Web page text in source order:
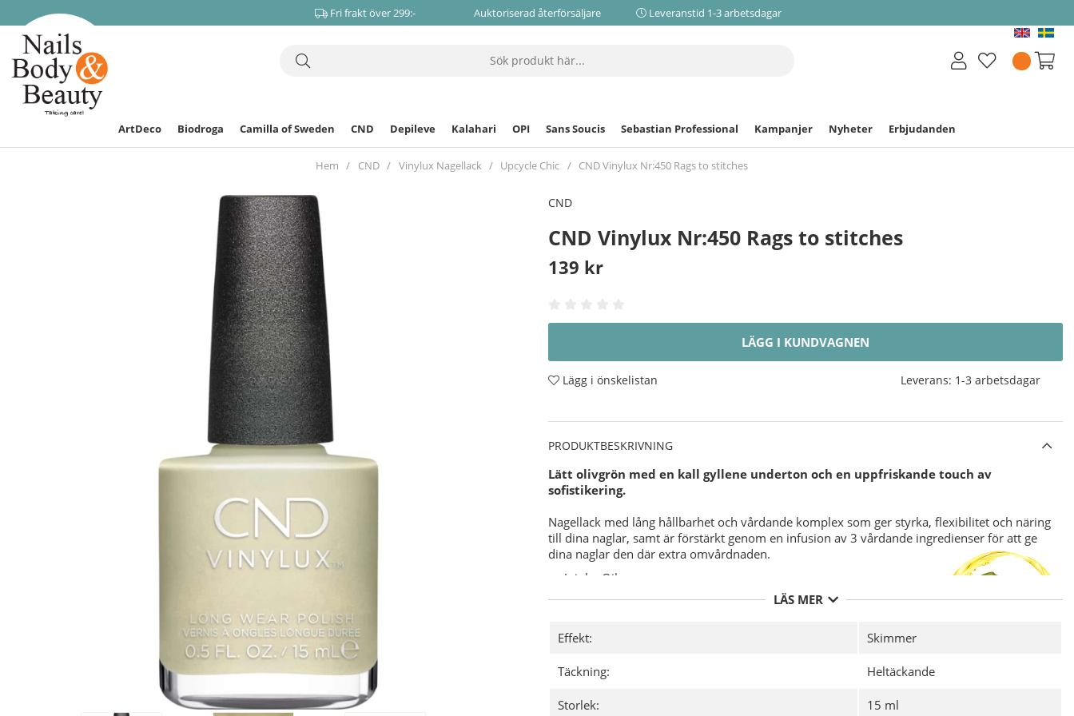
Fri frakt över 299:- Auktoriserad återförsäljare Leveranstid 1-3 arbetsdagar
ArtDeco Biodroga Camilla of Sweden CND Depileve Kalahari OPI Sans Soucis Sebastian Professional Kampanjer Nyheter Erbjudanden
Hem CND Vinylux Nagellack Upcycle Chic CND Vinylux Nr:450 Rags to stitches
CND
CND Vinylux Nr:450 Rags to stitches
139 kr
LÄGG I KUNDVAGNEN
Lägg i önskelistan Leverans: 1-3 arbetsdagar
PRODUKTBESKRIVNING
Lätt olivgrön med en kall gyllene underton och en uppfriskande touch av
sofistikering.
Nagellack med lång hållbarhet och vårdande komplex som ger styrka, flexibilitet och näring
till dina naglar, samt är förstärkt genom en infusion av 3 vårdande ingredienser för att ge
dina naglar den där extra omvårdnaden.
Jojoba Oil.
Varför CND Vinylux?
"Base Coat" (underlack) behövs ej då det är integrerat i nagellacket.
LÄS MER
Effekt: Skimmer
Täckning: Heltäckande
Storlek: 15 ml